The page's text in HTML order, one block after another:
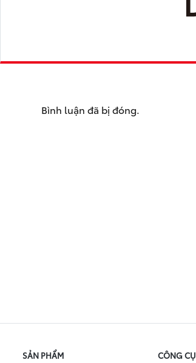
Bình luận đã bị đóng.
SẢN PHẨM CÔNG CỤ